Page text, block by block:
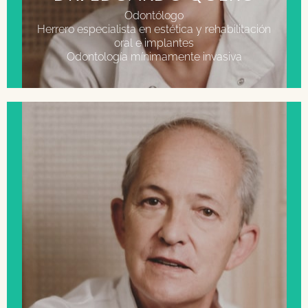
Odontólogo
Herrero especialista en estética y rehabilitación
oral e implantes
Odontología mínimamente invasiva
FORMACIÓN
Licenciado en medicina por la Universidad de
Santander.